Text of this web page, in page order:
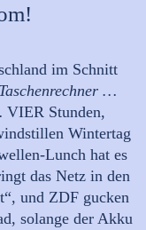
im Schnitt
…
VIER Stunden,
Wintertag
Lunch hat es
das Netz in den
und ZDF gucken
solange der Akku